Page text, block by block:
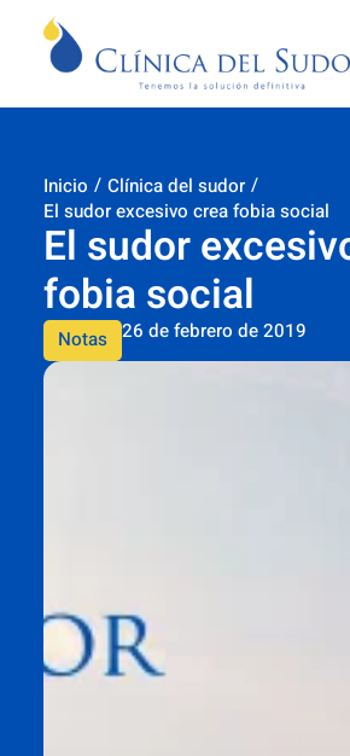
Inicio / Clínica del sudor /
El sudor excesivo crea fobia social
El sudor
fobia social
Notas 26 de febrero de 2019